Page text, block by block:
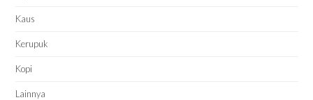
Kaus
Kerupuk
Kopi
Lainnya